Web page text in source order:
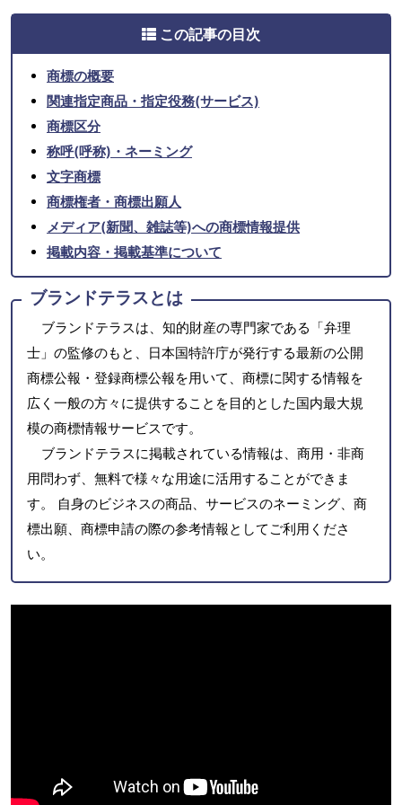
この記事の目次
商標の概要
関連指定商品・指定役務(サービス)
商標区分
称呼(呼称)・ネーミング
文字商標
商標権者・商標出願人
メディア(新聞、雑誌等)への商標情報提供
掲載内容・掲載基準について
ブランドテラスとは
ブランドテラスは、知的財産の専門家である「弁理
士」の監修のもと、日本国特許庁が発行する最新の公開
商標公報・登録商標公報を用いて、商標に関する情報を
広く一般の方々に提供することを目的とした国内最大規
模の商標情報サービスです。
ブランドテラスに掲載されている情報は、商用・非商
用問わず、無料で様々な用途に活用することができま
す。 自身のビジネスの商品、サービスのネーミング、商
標出願、商標申請の際の参考情報としてご利用くださ
い。